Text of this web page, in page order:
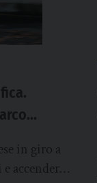
in giro a
accendere